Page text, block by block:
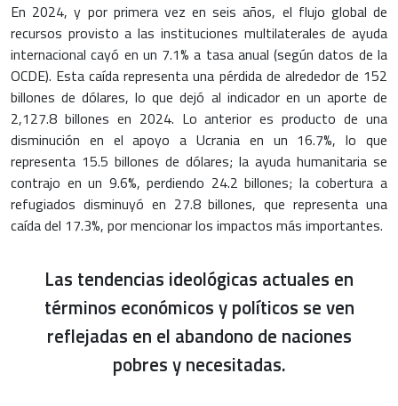
En 2024, y por primera vez en seis años, el flujo global de
recursos provisto a las instituciones multilaterales de ayuda
internacional cayó en un 7.1% a tasa anual (según datos de la
OCDE). Esta caída representa una pérdida de alrededor de 152
billones de dólares, lo que dejó al indicador en un aporte de
2,127.8 billones en 2024. Lo anterior es producto de una
disminución en el apoyo a Ucrania en un 16.7%, lo que
representa 15.5 billones de dólares; la ayuda humanitaria se
contrajo en un 9.6%, perdiendo 24.2 billones; la cobertura a
refugiados disminuyó en 27.8 billones, que representa una
caída del 17.3%, por mencionar los impactos más importantes.
Las tendencias ideológicas actuales en
términos económicos y políticos se ven
reflejadas en el abandono de naciones
pobres y necesitadas.